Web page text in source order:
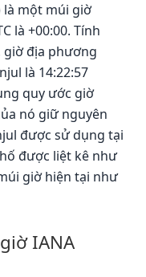
là một múi giờ
là +00:00. Tính
giờ địa phương
là 14:22:57
quy ước giờ
nó giữ nguyên
được sử dụng tại
được liệt kê như
giờ hiện tại như
IANA